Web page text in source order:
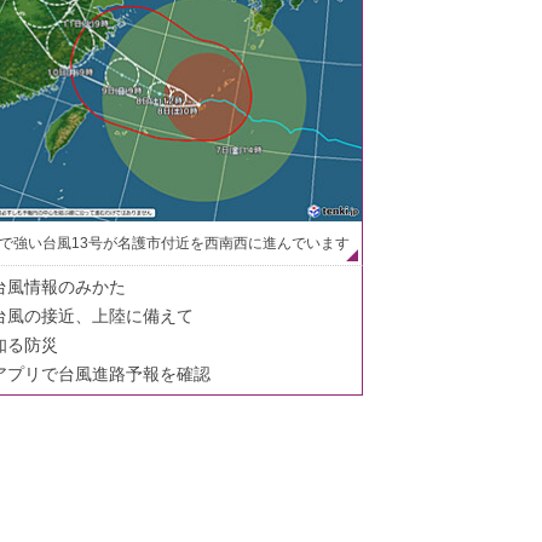
強い台風13号が名護市付近を西南西に進んでいます
風情報のみかた
風の接近、上陸に備えて
る防災
プリで台風進路予報を確認